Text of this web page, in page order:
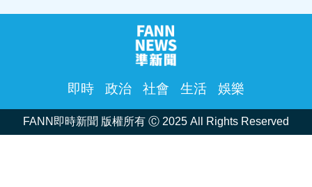
即時 政治 社會 生活 娛樂
FANN即時新聞 版權所有 Ⓒ 2025 All Rights Reserved